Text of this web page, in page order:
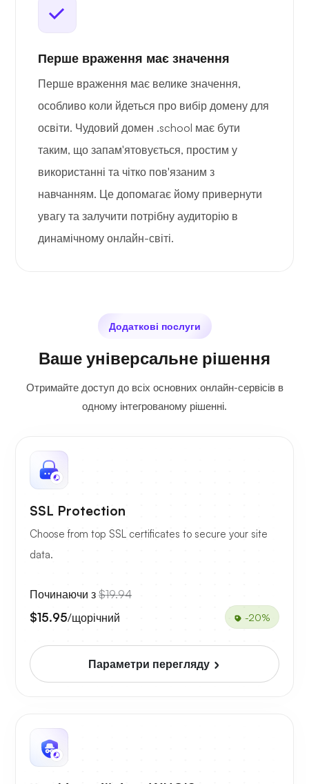
Перше враження має значення
Перше враження має велике значення,
особливо коли йдеться про вибір домену для
освіти. Чудовий домен .school має бути
таким, що запам'ятовується, простим у
використанні та чітко пов'язаним з
навчанням. Це допомагає йому привернути
увагу та залучити потрібну аудиторію в
динамічному онлайн-світі.
Додаткові послуги
Ваше універсальне рішення
Отримайте доступ до всіх основних онлайн-сервісів в
одному інтегрованому рішенні.
SSL Protection
Choose from top SSL certificates to secure your site
data.
Починаючи з $19.94
$15.95/щорічний -20%
Параметри перегляду